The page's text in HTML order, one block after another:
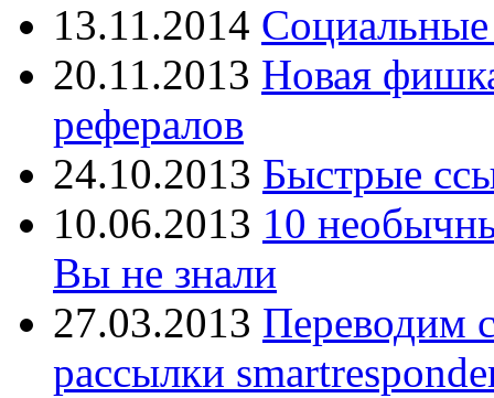
13.11.2014 Социальные
20.11.2013 Новая
рефералов
24.10.2013 Быстрые
10.06.2013 10
Вы не знали
27.03.2013 Переводим
рассылки